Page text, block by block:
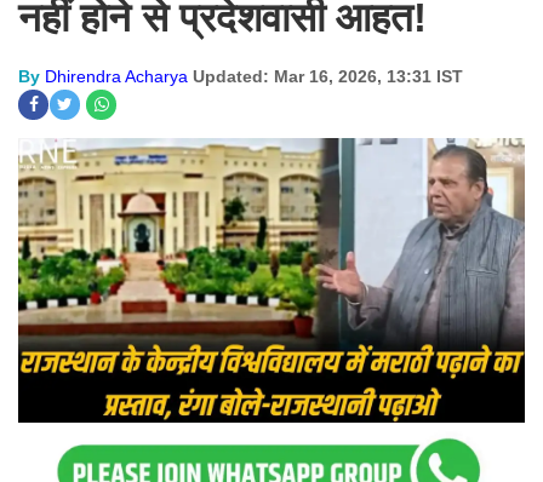
नहीं होने से प्रदेशवासी आहत!
By Dhirendra Acharya Updated: Mar 16, 2026, 13:31 IST